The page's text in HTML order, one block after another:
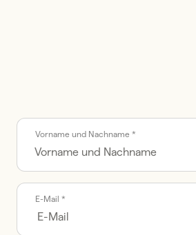
Call me back by fax
Vorname und Nachname *
E-Mail *